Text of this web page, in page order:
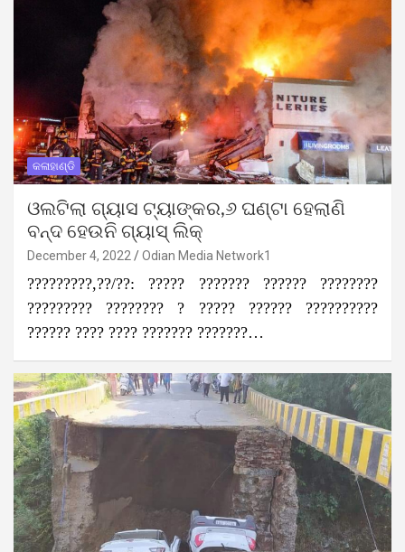
କଳାହାଣ୍ଡି
ଓଲଟିଲା ଗ୍ୟାସ ଟ୍ୟାଙ୍କର,୬ ଘଣ୍ଟା ହେଲାଣି
ବନ୍ଦ ହେଉନି ଗ୍ୟାସ୍‌ ଲିକ୍‌
December 4, 2022 Odian Media Network1
?????????,??/??: ????? ??????? ?????? ????????
????????? ???????? ? ????? ?????? ??????????
?????? ???? ???? ??????? ???????…